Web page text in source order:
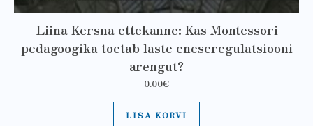
Liina Kersna ettekanne: Kas Montessori
pedagoogika toetab laste eneseregulatsiooni
arengut?
0.00€
LISA KORVI